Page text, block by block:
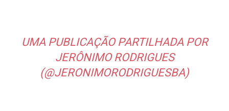
UMA PUBLICAÇÃO PARTILHADA POR
JERÔNIMO RODRIGUES
(@JERONIMORODRIGUESBA)